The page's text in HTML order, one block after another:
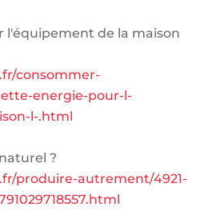
de la maison
consommer-
energie-pour-l-
l-.html
?
produire-autrement/4921-